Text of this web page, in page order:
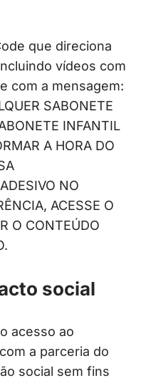
que direciona
vídeos com
com a mensagem:
SABONETE
INFANTIL
A HORA DO
NO
ACESSE O
O CONTEÚDO
social
acesso ao
a parceria do
social sem fins